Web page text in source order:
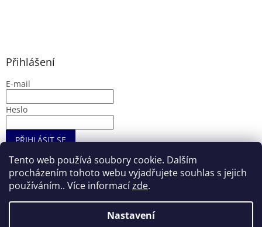
Tento web používá soubory cookie. Dalším
procházením tohoto webu vyjadřujete souhlas s jejich
používáním.. Více informacízde.
Nastavení
Přihlášení
E-mail
Heslo
PŘIHLÁSIT SE
Nová registrace Zapomenuté heslo